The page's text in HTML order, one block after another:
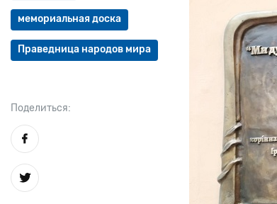
мемориальная доска
Праведница народов мира
Поделиться: